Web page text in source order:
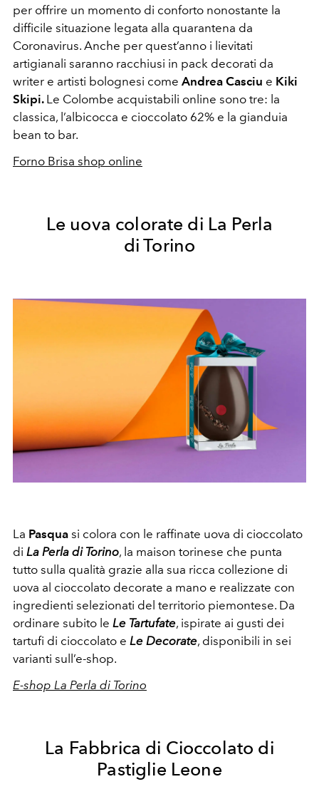
per offrire un momento di conforto nonostante la
difficile situazione legata alla quarantena da
Coronavirus. Anche per quest’anno i lievitati
artigianali saranno racchiusi in pack decorati da
writer e artisti bolognesi come Andrea Casciu e Kiki
Skipi. Le Colombe acquistabili online sono tre: la
classica, l’albicocca e cioccolato 62% e la gianduia
bean to bar.
Forno Brisa shop online
Le uova colorate di La Perla
di Torino
La Pasqua si colora con le raffinate uova di cioccolato
di La Perla di Torino, la maison torinese che punta
tutto sulla qualità grazie alla sua ricca collezione di
uova al cioccolato decorate a mano e realizzate con
ingredienti selezionati del territorio piemontese. Da
ordinare subito le Le Tartufate, ispirate ai gusti dei
tartufi di cioccolato e Le Decorate, disponibili in sei
varianti sull’e-shop.
E-shop La Perla di Torino
La Fabbrica di Cioccolato di
Pastiglie Leone